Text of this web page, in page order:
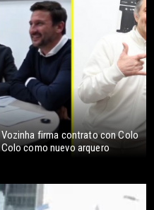
Vozinha firma contrato con Colo
Colo como nuevo arquero